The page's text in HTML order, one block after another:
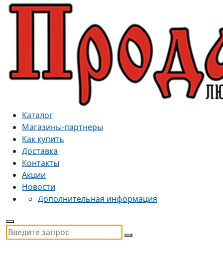
Каталог
Магазины-партнеры
Как купить
Доставка
Контакты
Акции
Новости
Дополнительная информация